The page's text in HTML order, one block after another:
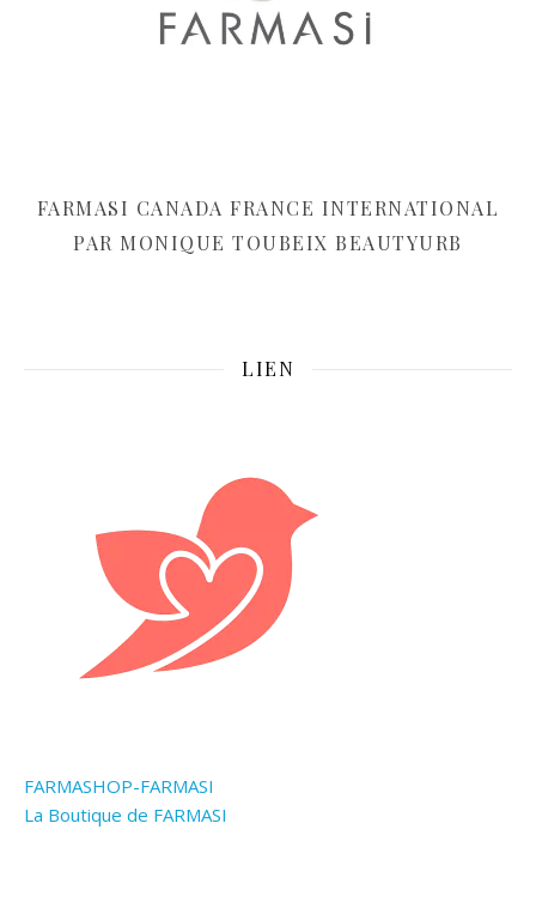
FARMASI CANADA FRANCE INTERNATIONAL
PAR MONIQUE TOUBEIX BEAUTYURB
LIEN
FARMASHOP-FARMASI
La Boutique de FARMASI